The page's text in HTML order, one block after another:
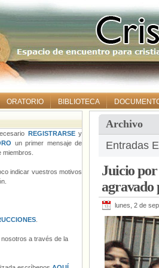
ORATORIO BIBLIOTECA
Archivo
Entradas
Juicio por
agravado
lunes, 2 de
REGISTRARSEy
un primer mensaje de
indicar vuestros motivos
a través de la